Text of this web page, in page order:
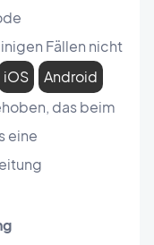
Fällen nicht
iOS
Android
das beim
eine